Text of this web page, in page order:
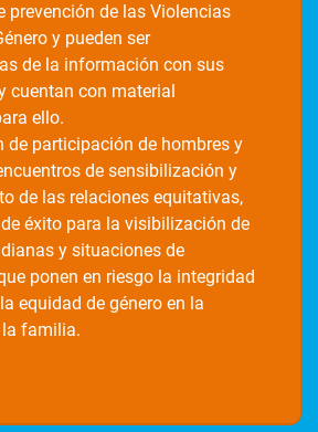
prevención de las Violencias
y pueden ser
de la información con sus
cuentan con material
ello.
de participación de hombres y
de sensibilización y
de las relaciones equitativas,
éxito para la visibilización de
y situaciones de
ponen en riesgo la integridad
equidad de género en la
familia.